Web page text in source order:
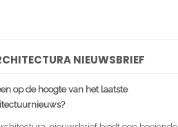
NIEUWSBRIEF
op de hoogte van het laatste